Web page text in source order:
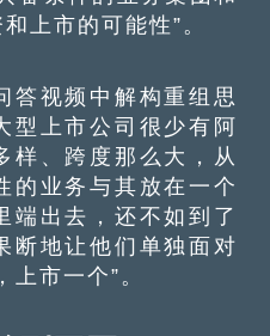
上市的可能性”。
视频中解构重组思
型上市公司很少有阿
样、跨度那么大，从
的业务与其放在一个
端出去，还不如到了
断地让他们单独面对
市一个”。